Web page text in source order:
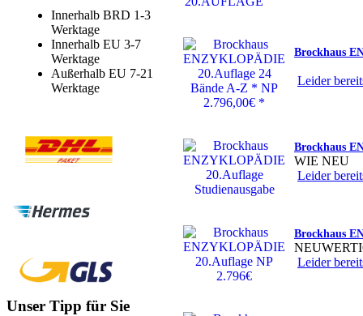
Innerhalb BRD 1-3
Werktage
Innerhalb EU 3-7
Werktage
Außerhalb EU 7-21
Werktage
Unser Tipp für Sie
Brockhaus
Leider
Brockhaus
WIE NEU
Leider
Brockhaus
Leider